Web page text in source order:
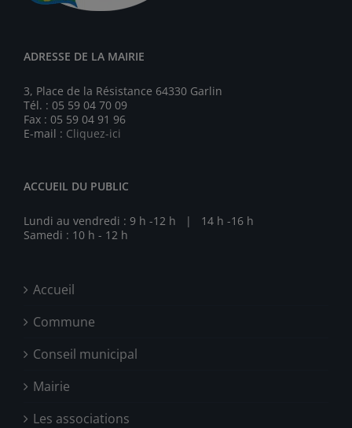
ADRESSE DE LA MAIRIE
3, Place de la Résistance 64330 Garlin
Tél. : 05 59 04 70 09
Fax : 05 59 04 91 96
E-mail : Cliquez-ici
ACCUEIL DU PUBLIC
Lundi au vendredi : 9 h -12 h | 14 h -16 h
Samedi : 10 h - 12 h
Accueil
Commune
Conseil municipal
Mairie
Les associations